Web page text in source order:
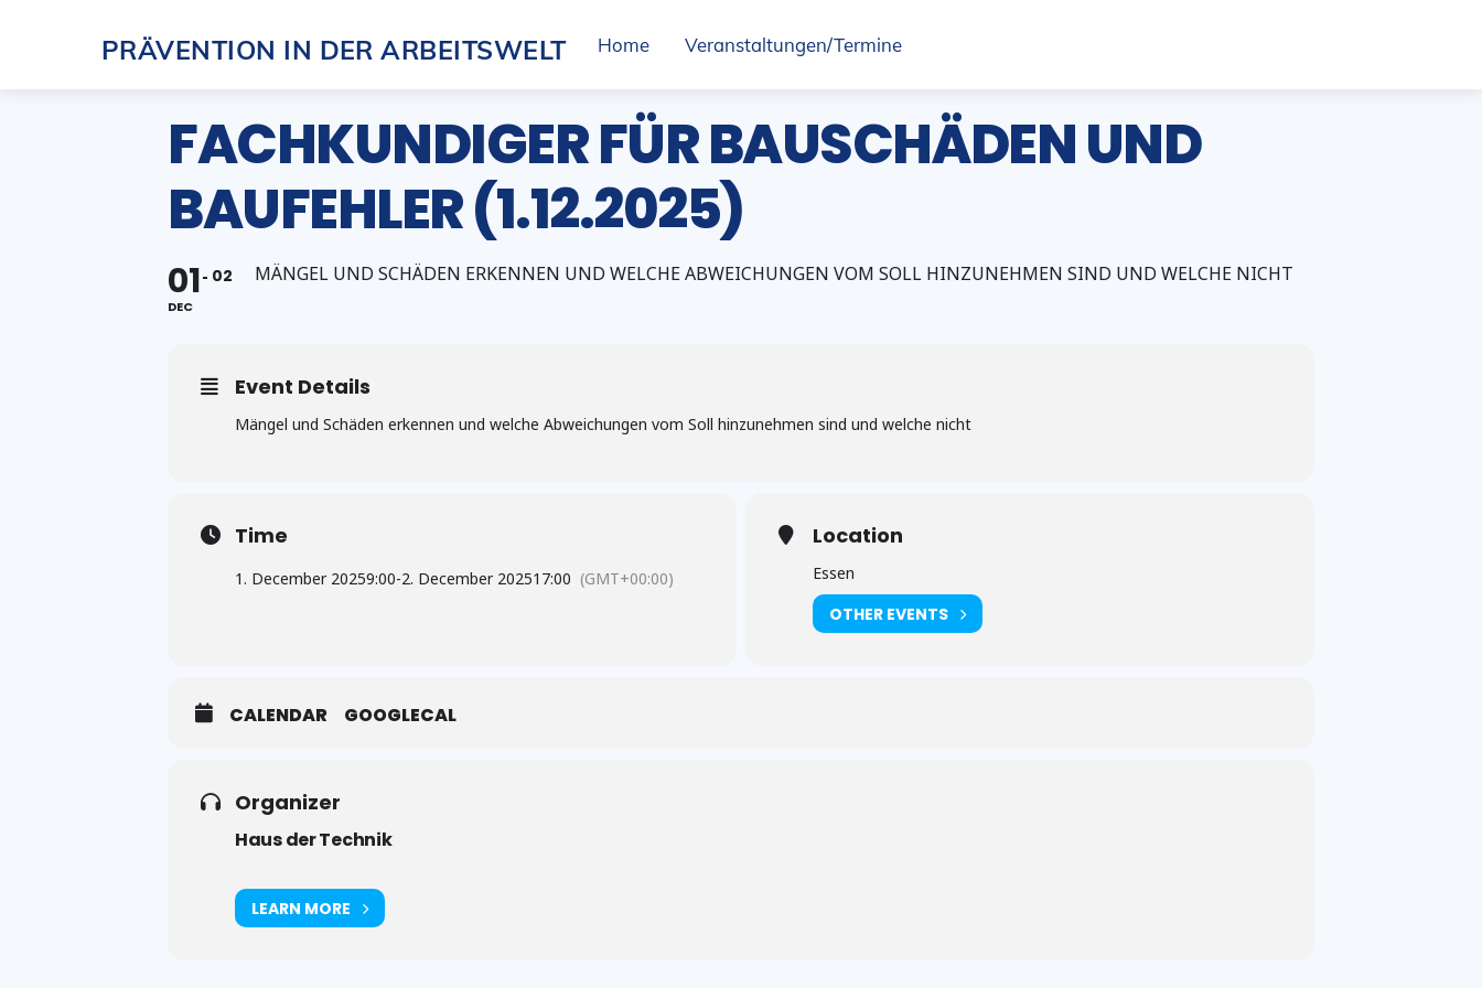
PRÄVENTION IN DER ARBEITSWELT Home Veranstaltungen/Termine
FACHKUNDIGER FÜR BAUSCHÄDEN UND
BAUFEHLER (1.12.2025)
01
DEC
02 MÄNGEL UND SCHÄDEN ERKENNEN UND WELCHE ABWEICHUNGEN VOM SOLL HINZUNEHMEN SIND UND WELCHE NICHT
Event Details
Mängel und Schäden erkennen und welche Abweichungen vom Soll hinzunehmen sind und welche nicht
Time
1. December 20259:00-2. December 202517:00 (GMT+00:00)
Location
Essen
OTHER EVENTS
CALENDAR GOOGLECAL
Organizer
Haus der Technik
LEARN MORE